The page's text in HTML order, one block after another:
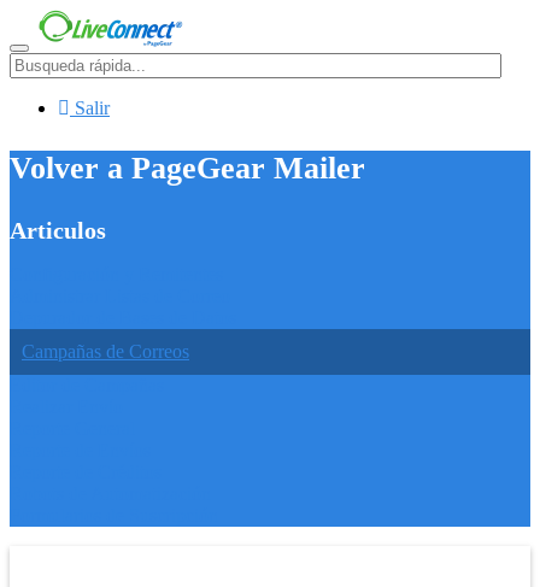
Menú
Salir
Volver a PageGear Mailer
Articulos
Campañas de Correos